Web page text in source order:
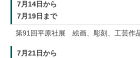
7月14日から
7月19日まで
第91回平原社展 絵画、彫刻、工芸作
7月21日から